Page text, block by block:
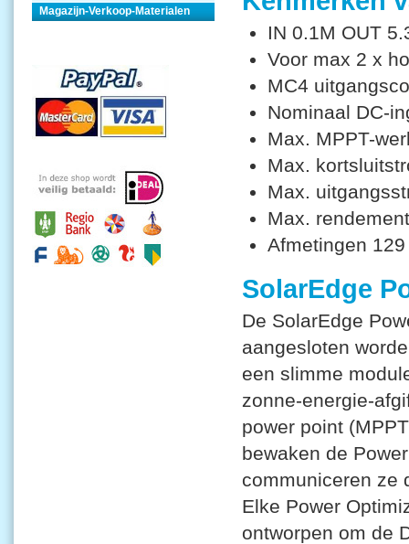
Magazijn-Verkoop-Materialen
IN 0.1M OUT
Voor max 2 x
MC4
Nominaal DC-
Max. MPPT-
Max.
Max.
Max.
Afmetingen
SolarEdge
De SolarEdge
aangesloten
een slimme
zonne-energie-
power point
bewaken de
communiceren ze
Elke Power
ontworpen om de